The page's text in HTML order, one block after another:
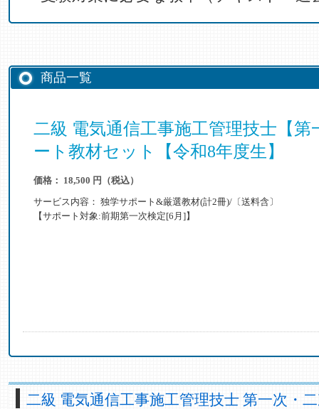
商品一覧
二級 電気通信工事施工管理技士【
ート教材セット【令和8年度生】
価格： 18,500 円（税込）
サービス内容： 独学サポート&厳選教材(計2冊)/〔送料含〕
【サポート対象:前期第一次検定[6月]】
二級 電気通信工事施工管理技士 第一次・